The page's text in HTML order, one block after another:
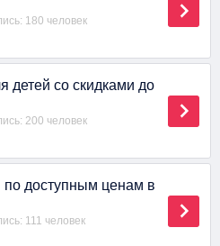
180 человек
детей со скидками до
200 человек
доступным ценам в
111 человек